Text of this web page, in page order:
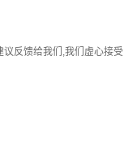
反馈给我们,我们虚心接受